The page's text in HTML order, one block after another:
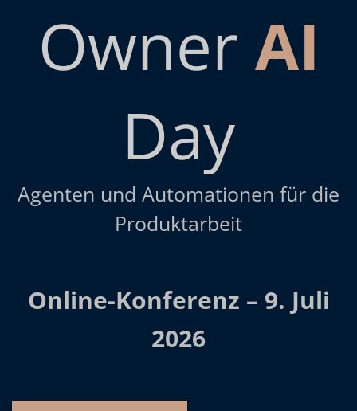
Owner AI
Day
Agenten und Automationen für die
Produktarbeit
Online-Konferenz – 9. Juli
2026